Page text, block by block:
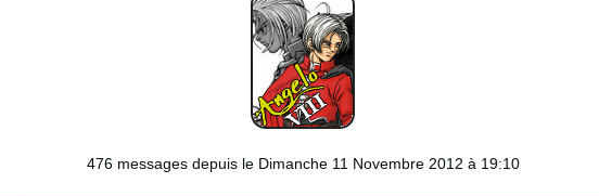
476 messages depuis le Dimanche 11 Novembre 2012 à 19:10